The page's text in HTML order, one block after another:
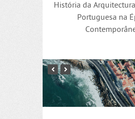
História da
Portuguesa na